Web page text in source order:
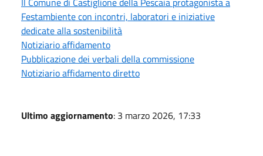
Festambiente con incontri, laboratori e iniziative
dedicate alla sostenibilità
Notiziario affidamento
Pubblicazione dei verbali della commissione
Notiziario affidamento diretto
Ultimo aggiornamento: 3 marzo 2026, 17:33